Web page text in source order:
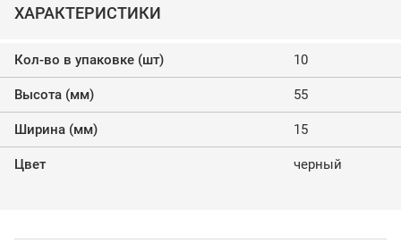
ХАРАКТЕРИСТИКИ
Кол-во в упаковке (шт) 10
Высота (мм) 55
Ширина (мм) 15
Цвет черный